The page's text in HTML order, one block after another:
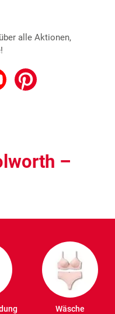
alle Aktionen,
–
Wäsche